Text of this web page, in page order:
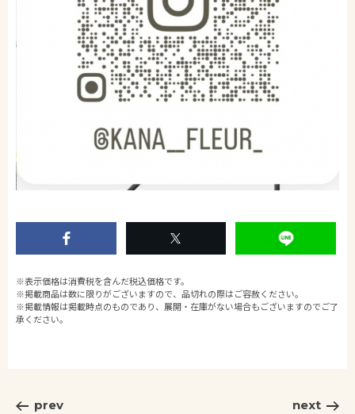
※表示価格は消費税を含んだ税込価格です。
※掲載商品は数に限りがございますので、品切れの際はご容赦ください。
※掲載情報は掲載時点のものであり、展開・在庫がない場合もございますのでご了
承ください。
prev next